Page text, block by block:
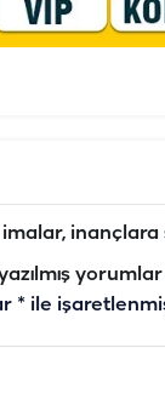
inançlara
* ile